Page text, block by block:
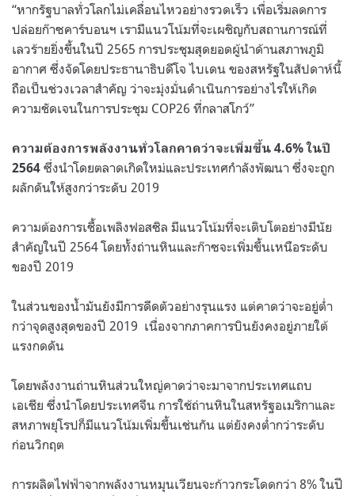
“หากรัฐบาลทั่วโลกไม่เคลื่อนไหวอย่างรวดเร็ว เพื่อเริ่มลดการ
ปล่อยก๊าซคาร์บอนฯ เรามีแนวโน้มที่จะเผชิญกับสถานการณ์ที่
เลวร้ายยิ่งขึ้นในปี 2565 การประชุมสุดยอดผู้นำด้านสภาพภูมิ
อากาศ ซึ่งจัดโดยประธานาธิบดีโจ ไบเดน ของสหรัฐในสัปดาห์นี้
ถือเป็นช่วงเวลาสำคัญ ว่าจะมุ่งมั่นดำเนินการอย่างไรให้เกิด
ความชัดเจนในการประชุม COP26 ที่กลาสโกว์”
ความต้องการพลังงานทั่วโลกคาดว่าจะเพิ่มขึ้น 4.6%ในปี
2564 ซึ่งนำโดยตลาดเกิดใหม่และประเทศกำลังพัฒนา ซึ่งจะถูก
ผลักดันให้สูงกว่าระดับ 2019
ความต้องการเชื้อเพลิงฟอสซิล มีแนวโน้มที่จะเติบโตอย่างมีนัย
สำคัญในปี 2564โดยทั้งถ่านหินและก๊าซจะเพิ่มขึ้นเหนือระดับ
ของปี 2019
ในส่วนของน้ำมันยังมีการดีดตัวอย่างรุนแรง แต่คาดว่าจะอยู่ต่ำ
กว่าจุดสูงสุดของปี 2019 เนื่องจากภาคการบินยังคงอยู่ภายใต้
แรงกดดัน
โดยพลังงานถ่านหินส่วนใหญ่คาดว่าจะมาจากประเทศแถบ
เอเชีย ซึ่งนำโดยประเทศจีน การใช้ถ่านหินในสหรัฐอเมริกาและ
สหภาพยุโรปก็มีแนวโน้มเพิ่มขึ้นเช่นกัน แต่ยังคงต่ำกว่าระดับ
ก่อนวิกฤต
การผลิตไฟฟ้าจากพลังงานหมุนเวียนจะก้าวกระโดดกว่า 8%ในปี